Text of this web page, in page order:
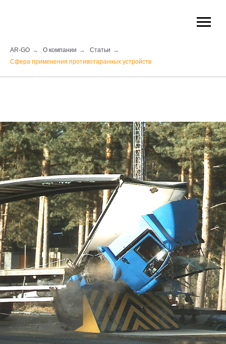
AR-GO → О компании → Статьи →
Сфера применения противотаранных устройств